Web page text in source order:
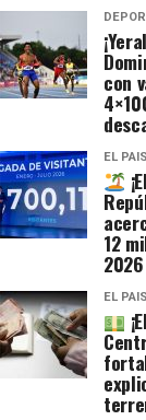
con
EL PAIS
12
2026
EL PAIS